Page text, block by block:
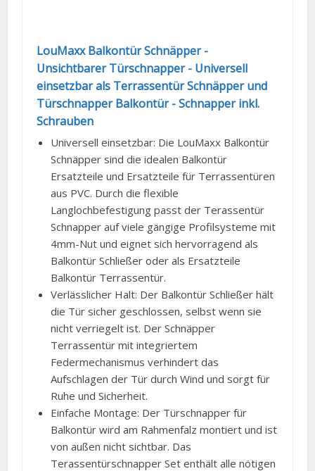
LouMaxx Balkontür Schnäpper -
Unsichtbarer Türschnapper - Universell
einsetzbar als Terrassentür Schnäpper und
Türschnapper Balkontür - Schnapper inkl.
Schrauben
Universell einsetzbar: Die LouMaxx Balkontür
Schnäpper sind die idealen Balkontür
Ersatzteile und Ersatzteile für Terrassentüren
aus PVC. Durch die flexible
Langlochbefestigung passt der Terassentür
Schnapper auf viele gängige Profilsysteme mit
4mm-Nut und eignet sich hervorragend als
Balkontür Schließer oder als Ersatzteile
Balkontür Terrassentür.
Verlässlicher Halt: Der Balkontür Schließer hält
die Tür sicher geschlossen, selbst wenn sie
nicht verriegelt ist. Der Schnäpper
Terrassentür mit integriertem
Federmechanismus verhindert das
Aufschlagen der Tür durch Wind und sorgt für
Ruhe und Sicherheit.
Einfache Montage: Der Türschnapper für
Balkontür wird am Rahmenfalz montiert und ist
von außen nicht sichtbar. Das
Terassentürschnapper Set enthält alle nötigen